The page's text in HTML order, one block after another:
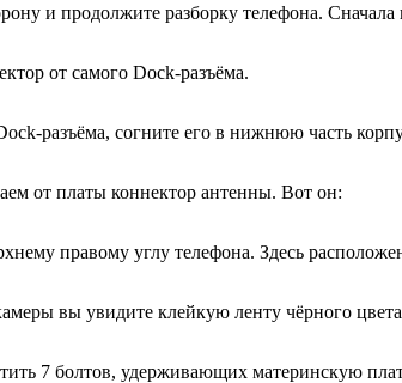
и продолжите разборку телефона. Сначала
от самого Dock-разъёма.
разъёма, согните его в нижнюю часть
от платы коннектор антенны. Вот он:
правому углу телефона. Здесь
вы увидите клейкую ленту чёрного
7 болтов, удерживающих материнскую